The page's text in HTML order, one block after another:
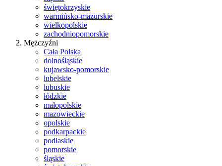
świętokrzyskie
warmińsko-mazurskie
wielkopolskie
zachodniopomorskie
Mężczyźni
Cała Polska
dolnośląskie
kujawsko-pomorskie
lubelskie
lubuskie
łódzkie
małopolskie
mazowieckie
opolskie
podkarpackie
podlaskie
pomorskie
śląskie